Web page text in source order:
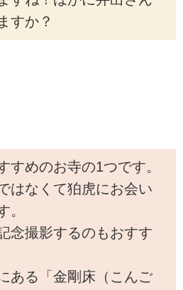
すか？
すめのお寺の1つです。
はなくて狛虎にお会い
。
念撮影するのもおすす
ある「金剛床（こんご